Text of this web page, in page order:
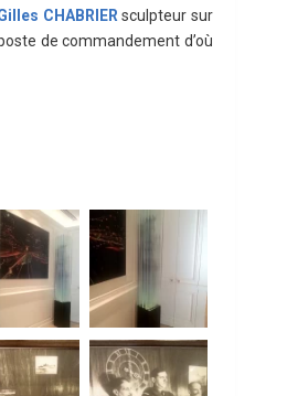
CHABRIER sculpteur sur
de commandement d’où